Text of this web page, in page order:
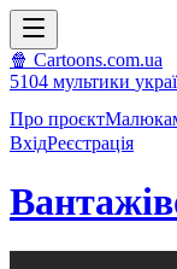
🍿 Cartoons.com.ua
5104 мультики
Про проєкт
ВхідРеєстрація